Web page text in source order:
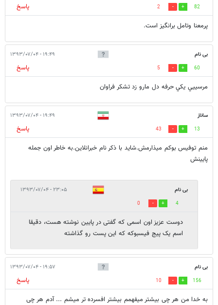
82
2
پاسخ
پرمعنا وتامل برانگيز است.
بی نام ۱۹:۴۹ - ۱۳۹۳/۰۷/۰۴
60
5
پاسخ
مرسييي يكي حرفه دل مارو زد تشكر فراوان
ساناز ۱۹:۴۹ - ۱۳۹۳/۰۷/۰۴
13
43
پاسخ
منم توفیس بوکم میذارمش.شاید با ذکر نام خبرانلاین.به خاطر اون جمله
پایینش
بی نام ۲۳:۰۵ - ۱۳۹۳/۰۷/۰۴
4
0
دوست عزیز اون اسمی که گفتی در پایین نوشته هست، دقیقا
اسم یک پیج فیسبوکه که این پست رو گذاشته
بی نام ۱۹:۵۷ - ۱۳۹۳/۰۷/۰۴
156
10
پاسخ
به خدا من هر چی بیشتر میفهمم بیشتر افسرده تر میشم ... آدم هر چی